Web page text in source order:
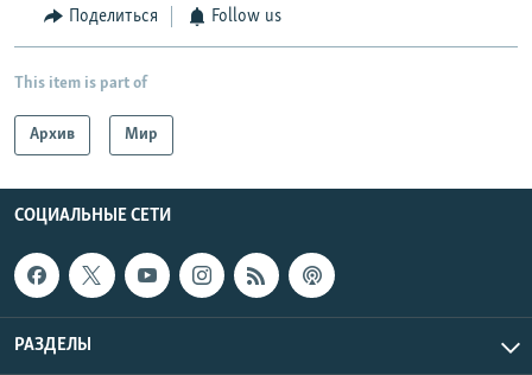
Поделиться Follow us
This item is part of
Архив Мир
СОЦИАЛЬНЫЕ СЕТИ
РАЗДЕЛЫ